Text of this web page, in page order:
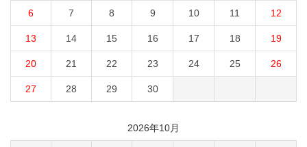
6 7 8 9 10 11 12
13 14 15 16 17 18 19
20 21 22 23 24 25 26
27 28 29 30
2026年10月